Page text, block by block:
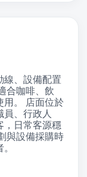
線、設備配置
合咖啡、飲
用。 店面位於
、行政人
，日常客源穩
與設備採購時